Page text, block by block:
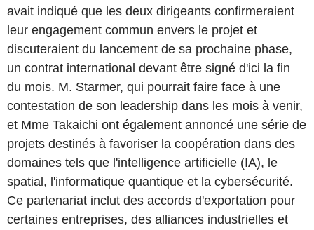
avait indiqué que les deux dirigeants confirmeraient
leur engagement commun envers le projet et
discuteraient du lancement de sa prochaine phase,
un contrat international devant être signé d'ici la fin
du mois. M. Starmer, qui pourrait faire face à une
contestation de son leadership dans les mois à venir,
et Mme Takaichi ont également annoncé une série de
projets destinés à favoriser la coopération dans des
domaines tels que l'intelligence artificielle (IA), le
spatial, l'informatique quantique et la cybersécurité.
Ce partenariat inclut des accords d'exportation pour
certaines entreprises, des alliances industrielles et